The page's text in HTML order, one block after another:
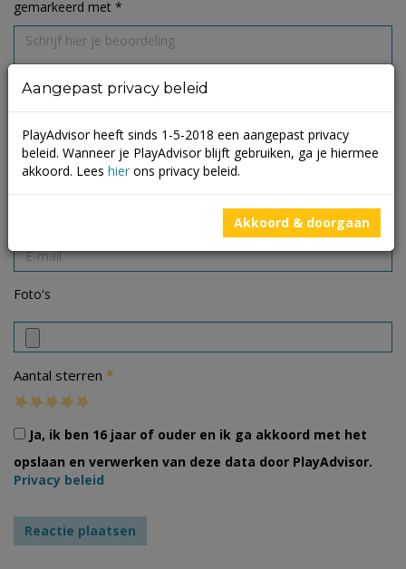
gemarkeerd met *
Foto's
Aantal sterren *
Ja, ik ben 16 jaar of ouder en ik ga akkoord met het
opslaan en verwerken van deze data door PlayAdvisor.
Privacy beleid
Aangepast privacy beleid
PlayAdvisor heeft sinds 1-5-2018 een aangepast privacy
beleid. Wanneer je PlayAdvisor blijft gebruiken, ga je hiermee
akkoord. Lees hier ons privacy beleid.
Akkoord & doorgaan